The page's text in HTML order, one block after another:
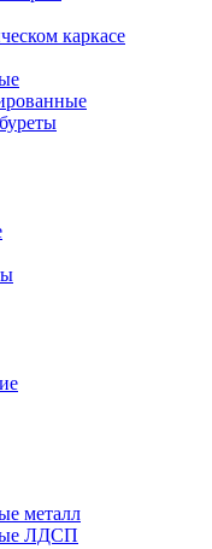
каркасе
металл
ЛДСП